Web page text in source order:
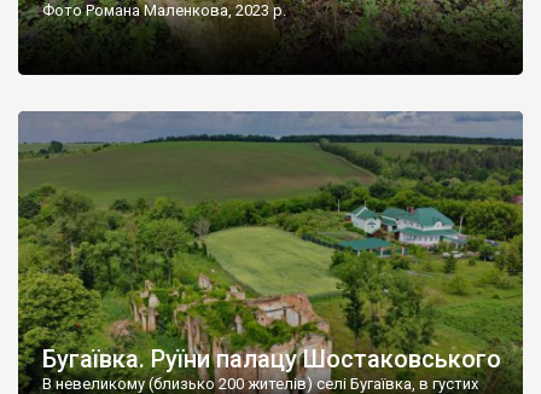
Фото Романа Маленкова, 2023 р.
Бугаївка. Руїни палацу Шостаковського
В невеликому (близько 200 жителів) селі Бугаївка, в густих